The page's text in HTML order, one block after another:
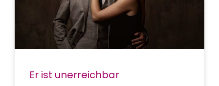
Er ist unerreichbar